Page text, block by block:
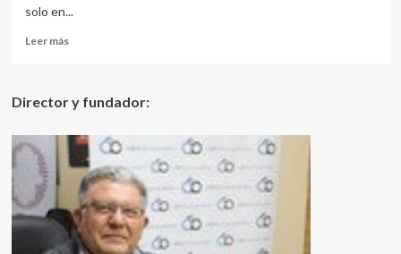
solo en...
Leer másLeer
qué
América
española
dividió
en
muchos
países,
Director y fundador: